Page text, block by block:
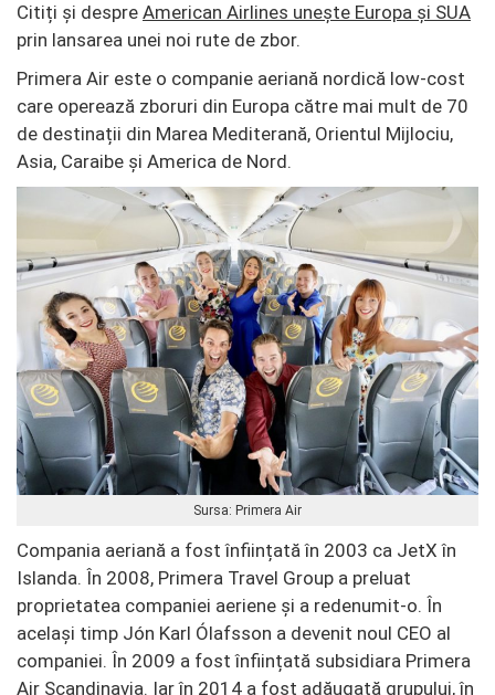
Citiți și despre American Airlines unește Europa și SUA
prin lansarea unei noi rute de zbor.
Primera Air este o companie aeriană nordică low-cost
care operează zboruri din Europa către mai mult de 70
de destinații din Marea Mediterană, Orientul Mijlociu,
Asia, Caraibe și America de Nord.
Sursa: Primera Air
Compania aeriană a fost înființată în 2003 ca ​​JetX în
Islanda. În 2008, Primera Travel Group a preluat
proprietatea companiei aeriene și a redenumit-o. În
același timp Jón Karl Ólafsson a devenit noul CEO al
companiei. În 2009 a fost înființată subsidiara Primera
Air Scandinavia. Iar în 2014 a fost adăugată grupului, în